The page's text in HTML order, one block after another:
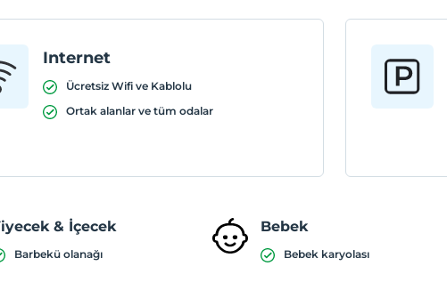
Internet
Ücretsiz Wifi ve Kablolu
Ortak alanlar ve tüm odalar
& İçecek
Barbekü olanağı
Bebek
Bebek karyolası